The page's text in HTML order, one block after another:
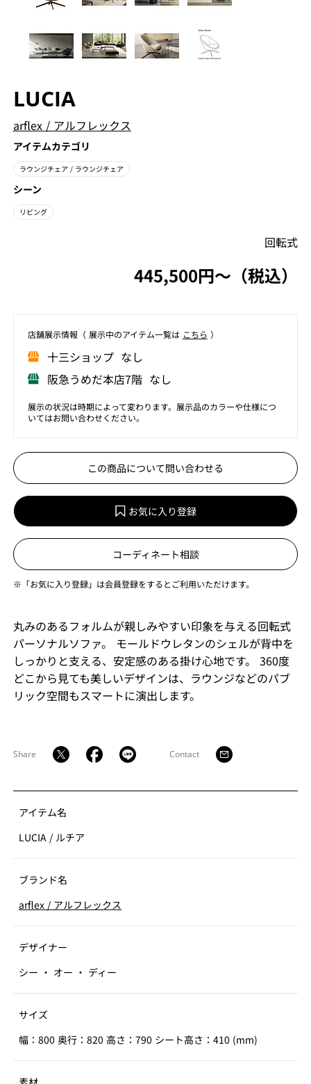
LUCIA
arflex / アルフレックス
アイテムカテゴリ
ラウンジチェア / ラウンジチェア
シーン
リビング
回転式
445,500円〜（税込）
店舗展⽰情報（ 展⽰中のアイテム⼀覧は こちら ）
⼗三ショップ なし
阪急うめだ本店7階 なし
展示の状況は時期によって変わります。展示品のカラーや仕様につ
いてはお問い合わせください。
この商品について問い合わせる
お気に入り登録
コーディネート相談
※「お気に入り登録」は会員登録をするとご利用いただけます。
丸みのあるフォルムが親しみやすい印象を与える回転式
パーソナルソファ。 モールドウレタンのシェルが背中を
しっかりと支える、安定感のある掛け心地です。 360度
どこから見ても美しいデザインは、ラウンジなどのパブ
リック空間もスマートに演出します。
Share Contact
アイテム名
LUCIA / ルチア
ブランド名
arflex / アルフレックス
デザイナー
シー ・ オー ・ ディー
サイズ
幅：800 奥行：820 高さ：790 シート高さ：410 (mm)